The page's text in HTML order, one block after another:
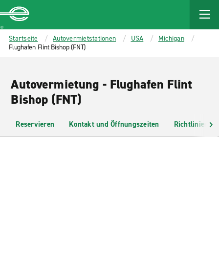
MAIN
CONTENT
Enterprise
Startseite Autovermietstationen USA
Michigan
Flughafen Flint Bishop (FNT)
Autovermietung - Flughafen Flint
Bishop (FNT)
Reservieren Kontakt und Öffnungszeiten Richtlinien